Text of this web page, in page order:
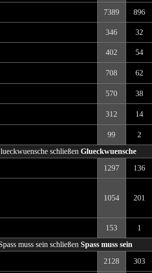
7389 896
346 32
402 54
708 62
570 38
312 14
99 2
Glueckwuensche
1297 136
1054 201
153 1
Spass muss sein
2128 303